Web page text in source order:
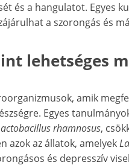
és a hangulatot. Egyes
a szorongás és
lehetséges
amik
Egyes
rhamnosus,
azok az állatok, amelyek
és depresszív